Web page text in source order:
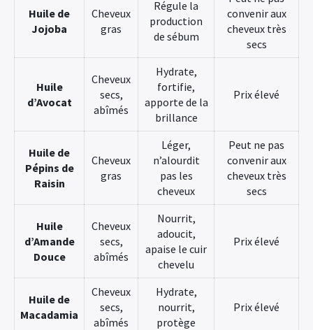
Huile de
Jojoba
Cheveux
gras
Régule la
production
de sébum
convenir aux
cheveux très
secs
Huile
d’Avocat
Cheveux
secs,
abîmés
Hydrate,
fortifie,
apporte de la
brillance
Prix élevé
Huile de
Pépins de
Raisin
Cheveux
gras
Léger,
n’alourdit
pas les
cheveux
Peut ne pas
convenir aux
cheveux très
secs
Huile
d’Amande
Douce
Cheveux
secs,
abîmés
Nourrit,
adoucit,
apaise le cuir
chevelu
Prix élevé
Huile de
Macadamia
Cheveux
secs,
abîmés
Hydrate,
nourrit,
protège
Prix élevé